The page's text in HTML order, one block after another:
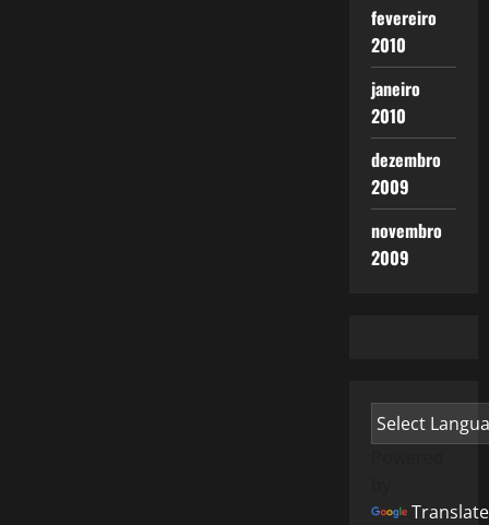
fevereiro
2010
janeiro
2010
dezembro
2009
novembro
2009
Translate